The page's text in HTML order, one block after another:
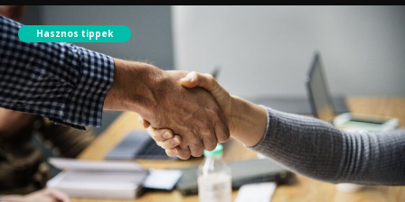
Hasznos tippek